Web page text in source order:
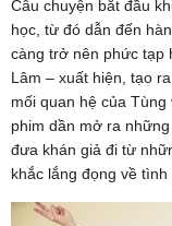
Câu chuyện bắt đầu
học, từ đó dẫn đến
càng trở nên phức tạp
Lâm – xuất hiện, tạo
mối quan hệ của
phim dần mở ra
đưa khán giả đi từ
khắc lắng đọng về